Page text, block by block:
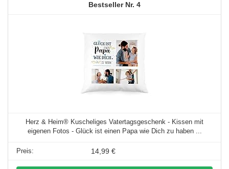
4
Herz & Heim® Kuscheliges Vatertagsgeschenk - Kissen mit
eigenen Fotos - Glück ist einen Papa wie Dich zu haben ...
14,99 €